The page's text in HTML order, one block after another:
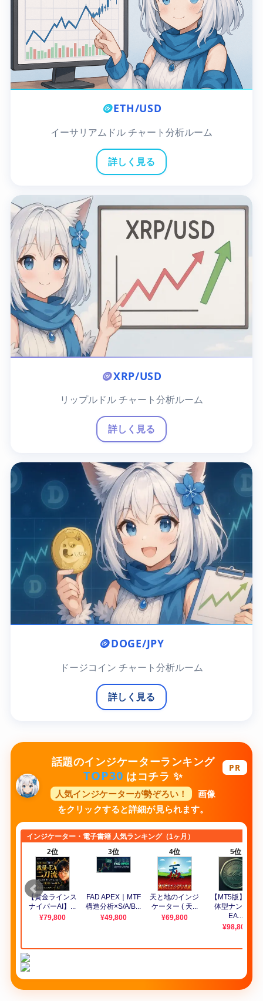
🪙ETH/USD
イーサリアムドル チャート分析ルーム
詳しく見る
🪙XRP/USD
リップルドル チャート分析ルーム
詳しく見る
🪙DOGE/JPY
ドージコイン チャート分析ルーム
詳しく見る
話題のインジケーターランキング
TOP30 はコチラ✨
人気インジケーターが勢ぞろい！
画像
をクリックすると詳細が見られます。
PR